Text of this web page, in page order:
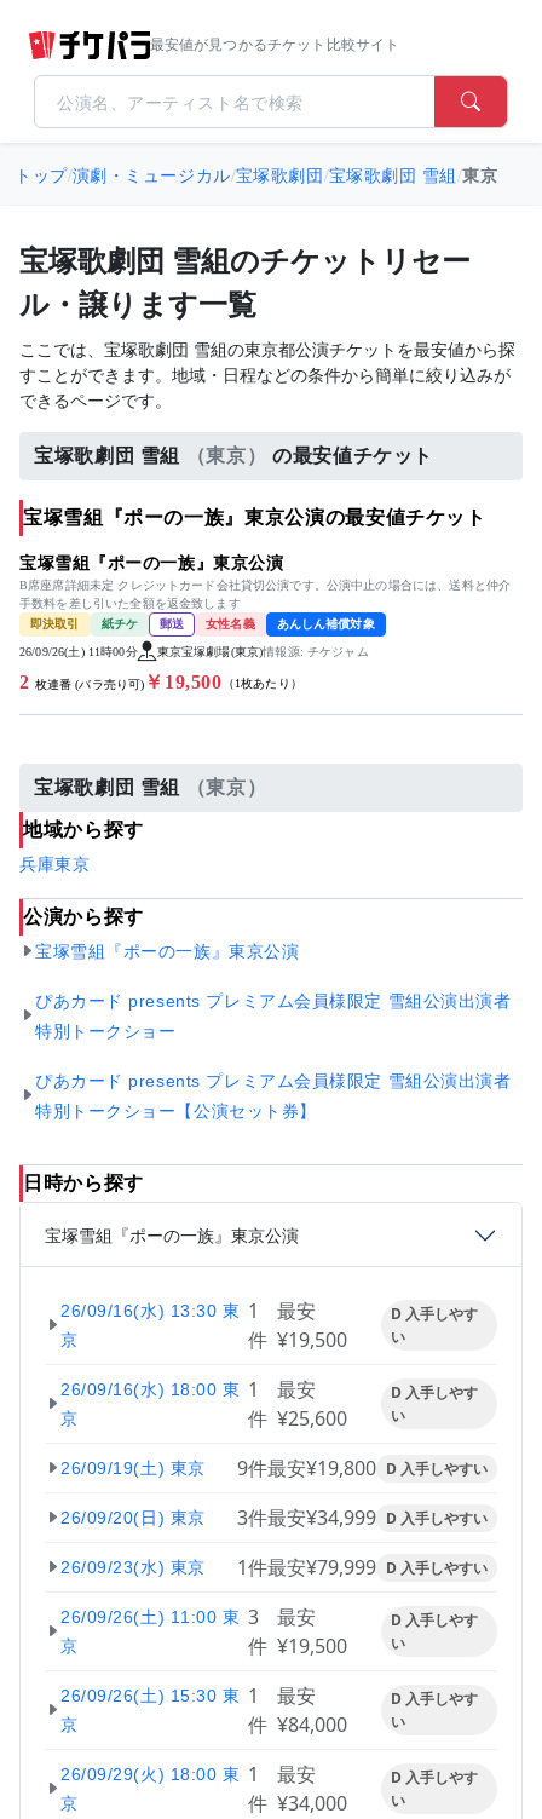
最安値が見つかるチケット比較サイト
トップ/演劇・ミュージカル/宝塚歌劇団 /宝塚歌劇団 雪組/東京
宝塚歌劇団 雪組のチケットリセー
ル・譲ります一覧
ここでは、宝塚歌劇団 雪組の東京都公演チケットを最安値から探
すことができます。地域・日程などの条件から簡単に絞り込みが
できるページです。
宝塚歌劇団 雪組 （東京） の最安値チケット
宝塚雪組『ポーの一族』東京公演の最安値チケット
宝塚雪組『ポーの一族』東京公演
B席座席詳細未定 クレジットカード会社貸切公演です。公演中止の場合には、送料と仲介
手数料を差し引いた全額を返金致します
即決取引
紙チケ 郵送 女性名義 あんしん補償対象
26/09/26(土) 11時00分 東京宝塚劇場(東京)情報源: チケジャム
2 枚連番 (バラ売り可) ￥19,500 （1枚あたり）
宝塚歌劇団 雪組 （東京）
地域から探す
兵庫東京
公演から探す
宝塚雪組『ポーの一族』東京公演
ぴあカード presents プレミアム会員様限定 雪組公演出演者
特別トークショー
ぴあカード presents プレミアム会員様限定 雪組公演出演者
特別トークショー【公演セット券】
日時から探す
宝塚雪組『ポーの一族』東京公演
26/09/16(水) 13:30 東
京
1
件
最安
¥19,500
D 入手しやす
い
26/09/16(水) 18:00 東
京
1
件
最安
¥25,600
D 入手しやす
い
26/09/19(土) 東京 9件最安¥19,800 D 入手しやすい
26/09/20(日) 東京 3件最安¥34,999 D 入手しやすい
26/09/23(水) 東京 1件最安¥79,999 D 入手しやすい
26/09/26(土) 11:00 東
京
3
件
最安
¥19,500
D 入手しやす
い
26/09/26(土) 15:30 東
京
1
件
最安
¥84,000
D 入手しやす
い
26/09/29(火) 18:00 東
京
1
件
最安
¥34,000
D 入手しやす
い